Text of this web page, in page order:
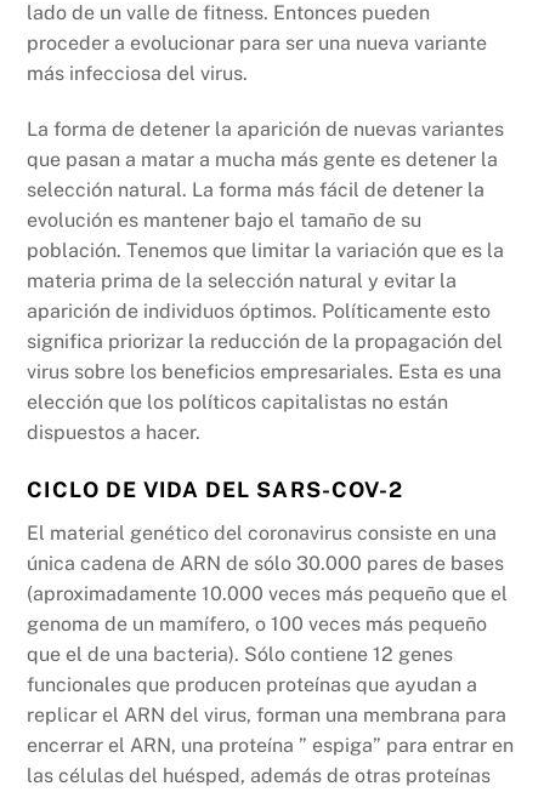
lado de un valle de fitness. Entonces pueden
proceder a evolucionar para ser una nueva variante
más infecciosa del virus.
La forma de detener la aparición de nuevas variantes
que pasan a matar a mucha más gente es detener la
selección natural. La forma más fácil de detener la
evolución es mantener bajo el tamaño de su
población. Tenemos que limitar la variación que es la
materia prima de la selección natural y evitar la
aparición de individuos óptimos. Políticamente esto
significa priorizar la reducción de la propagación del
virus sobre los beneficios empresariales. Esta es una
elección que los políticos capitalistas no están
dispuestos a hacer.
CICLO DE VIDA DEL SARS-COV-2
El material genético del coronavirus consiste en una
única cadena de ARN de sólo 30.000 pares de bases
(aproximadamente 10.000 veces más pequeño que el
genoma de un mamífero, o 100 veces más pequeño
que el de una bacteria). Sólo contiene 12 genes
funcionales que producen proteínas que ayudan a
replicar el ARN del virus, forman una membrana para
encerrar el ARN, una proteína ” espiga” para entrar en
las células del huésped, además de otras proteínas